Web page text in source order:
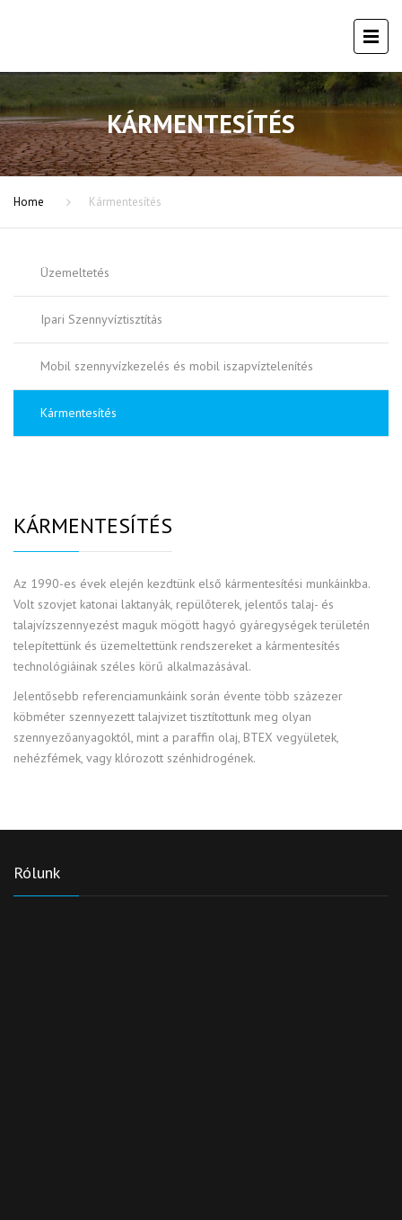
KÁRMENTESÍTÉS
Home Kármentesítés
Üzemeltetés
Ipari Szennyvíztisztítás
Mobil szennyvízkezelés és mobil iszapvíztelenítés
Kármentesítés
KÁRMENTESÍTÉS
Az 1990-es évek elején kezdtünk első kármentesítési munkáinkba.
Volt szovjet katonai laktanyák, repülőterek, jelentős talaj- és
talajvízszennyezést maguk mögött hagyó gyáregységek területén
telepítettünk és üzemeltettünk rendszereket a kármentesítés
technológiáinak széles körű alkalmazásával.
Jelentősebb referenciamunkáink során évente több százezer
köbméter szennyezett talajvizet tisztítottunk meg olyan
szennyezőanyagoktól, mint a paraffin olaj, BTEX vegyületek,
nehézfémek, vagy klórozott szénhidrogének.
Rólunk